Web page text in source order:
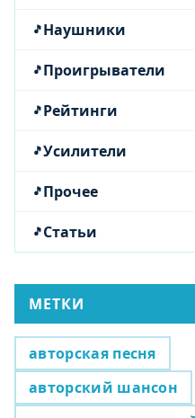
Наушники
Проигрыватели
Рейтинги
Усилители
Прочее
Статьи
МЕТКИ
авторская песня
авторский шансон